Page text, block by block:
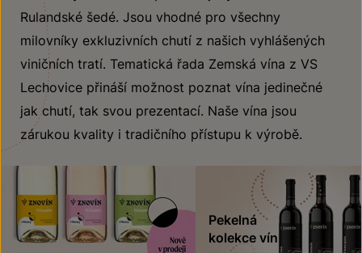
Rulandské šedé. Jsou vhodné pro všechny
milovníky exkluzivních chutí z našich vyhlášených
viničních tratí. Tematická řada Zemská vína z VS
Lechovice přináší možnost poznat vína jedinečné
jak chutí, tak svou prezentací. Naše vína jsou
zárukou kvality i tradičního přístupu k výrobě.
Pekelná
kolekce vín